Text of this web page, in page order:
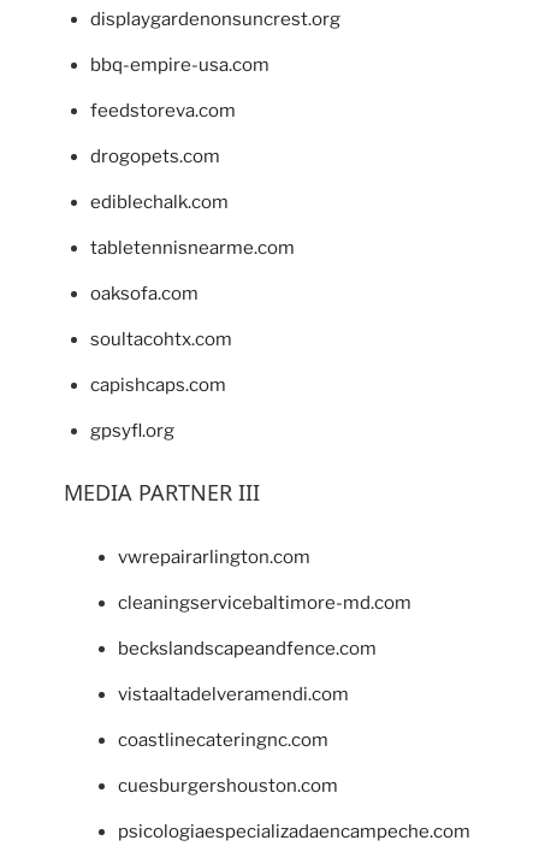
displaygardenonsuncrest.org
bbq-empire-usa.com
feedstoreva.com
drogopets.com
ediblechalk.com
tabletennisnearme.com
oaksofa.com
soultacohtx.com
capishcaps.com
gpsyfl.org
MEDIA PARTNER III
vwrepairarlington.com
cleaningservicebaltimore-md.com
beckslandscapeandfence.com
vistaaltadelveramendi.com
coastlinecateringnc.com
cuesburgershouston.com
psicologiaespecializadaencampeche.com